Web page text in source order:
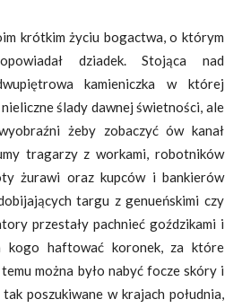
krótkim życiu bogactwa, o którym
dziadek. Stojąca nad
kamieniczka w której
ślady dawnej świetności, ale
żeby zobaczyć ów kanał
tragarzy z workami, robotników
żurawi oraz kupców i bankierów
targu z genueńskimi czy
przestały pachnieć goździkami i
kogo haftować koronek, za które
można było nabyć focze skóry i
poszukiwane w krajach południa,